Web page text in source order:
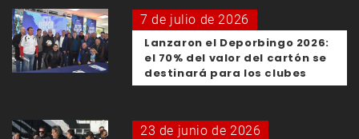
7 de julio de 2026
Lanzaron el Deporbingo 2026:
el 70% del valor del cartón se
destinará para los clubes
23 de junio de 2026